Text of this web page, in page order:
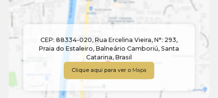
CEP: 88334-020, Rua Ercelina Vieira, N°: 293,
Praia do Estaleiro, Balneário Camboriú, Santa
Catarina, Brasil
Clique aqui para ver o Mapa